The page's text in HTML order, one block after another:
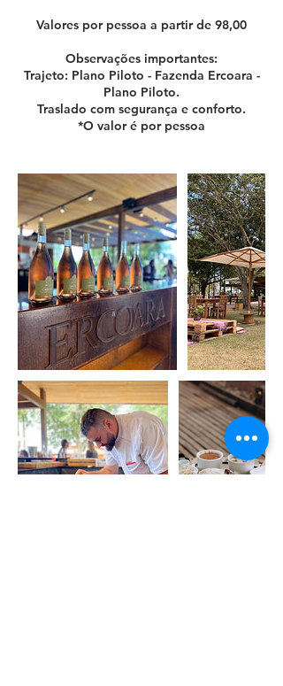
Valores por pessoa a partir de 98,00
Observações importantes:
Trajeto: Plano Piloto - Fazenda Ercoara -
Plano Piloto.
Traslado com segurança e conforto.
*O valor é por pessoa